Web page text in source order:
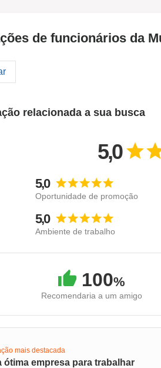
de funcionários da
relacionada a sua busca
5,0
5,0
Oportunidade de promoção
5,0
Ambiente de trabalho
100%
Recomendaria a um amigo
mais destacada
ótima empresa para trabalhar